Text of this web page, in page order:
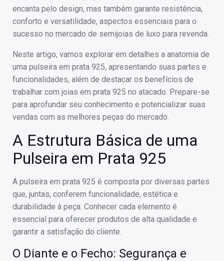
encanta pelo design, mas também garante resistência,
conforto e versatilidade, aspectos essenciais para o
sucesso no mercado de semijoias de luxo para revenda.
Neste artigo, vamos explorar em detalhes a anatomia de
uma pulseira em prata 925, apresentando suas partes e
funcionalidades, além de destacar os benefícios de
trabalhar com joias em prata 925 no atacado. Prepare-se
para aprofundar seu conhecimento e potencializar suas
vendas com as melhores peças do mercado.
A Estrutura Básica de uma
Pulseira em Prata 925
A pulseira em prata 925 é composta por diversas partes
que, juntas, conferem funcionalidade, estética e
durabilidade à peça. Conhecer cada elemento é
essencial para oferecer produtos de alta qualidade e
garantir a satisfação do cliente.
O Diante e o Fecho: Segurança e